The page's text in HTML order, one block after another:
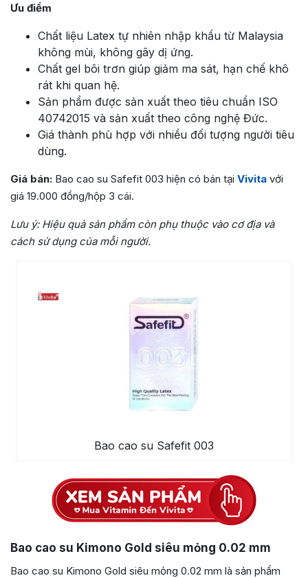
Ưu điểm
Chất liệu Latex tự nhiên nhập khẩu từ Malaysia
không mùi, không gây dị ứng.
Chất gel bôi trơn giúp giảm ma sát, hạn chế khô
rát khi quan hệ.
Sản phẩm được sản xuất theo tiêu chuẩn ISO
40742015 và sản xuất theo công nghệ Đức.
Giá thành phù hợp với nhiều đối tượng người tiêu
dùng.
Giá bán: Bao cao su Safefit 003 hiện có bán tại Vivita với
giá 19.000 đồng/hộp 3 cái.
Lưu ý: Hiệu quả sản phẩm còn phụ thuộc vào cơ địa và
cách sử dụng của mỗi người.
Bao cao su Safefit 003
Bao cao su Kimono Gold siêu mỏng 0.02 mm
Bao cao su Kimono Gold siêu mỏng 0.02 mm là sản phẩm